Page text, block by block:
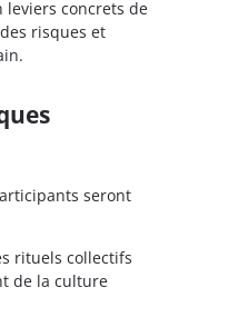
concrets de
risques et
seront
rituels collectifs
de la culture